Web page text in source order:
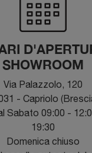
SHOWROOM
Via Palazzolo, 120
- Capriolo
Sabato 09:00 -
19:30
Domenica chiuso